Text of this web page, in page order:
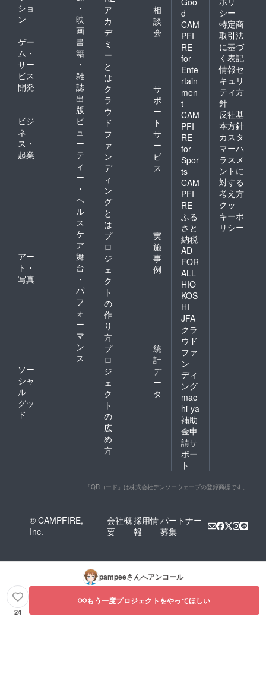
ショ
ン
・
映
画
ゲー
ム・
サー
ビス
開発
書
籍
・
雑
誌
出
版
ビジ
ネ
ス・
起業
ビ
ュ
ー
テ
ィ
ー
・
ヘ
ル
ス
ケ
ア
アー
ト・
写真
舞
台
・
パ
フ
ォ
ー
マ
ン
ス
ソー
シャ
ル
グッ
ド
ア
カ
デ
ミ
ー
と
は
相
談
会
ク
ラ
ウ
ド
フ
ァ
ン
デ
ィ
ン
グ
と
は
サ
ポ
ー
ト
サ
ー
ビ
ス
プ
ロ
ジ
ェ
ク
ト
の
作
り
方
実
施
事
例
プ
ロ
ジ
ェ
ク
ト
の
広
め
方
統
計
デ
ー
タ
d
CAM
PFI
RE
for
Ente
rtain
men
t
CAM
PFI
RE
for
Spor
ts
CAM
PFI
RE
ふる
さと
納税
AD
FOR
ALL
HIO
KOS
HI
JFA
クラ
ウド
ファ
ン
ディ
ング
mac
hi-ya
補助
金申
請サ
ポー
ト
シー
特定商
取引法
に基づ
く表記
情報セ
キュリ
ティ方
針
反社基
本方針
カスタ
マーハ
ラスメ
ントに
対する
考え方
クッ
キーポ
リシー
「QRコード」は株式会社デンソーウェーブの登録商標です。
© CAMPFIRE,
Inc.
会社概
要
採用情
報
パートナー
募集
pampeeさんへアンコール
24
もう一度プロジェクトをやってほしい